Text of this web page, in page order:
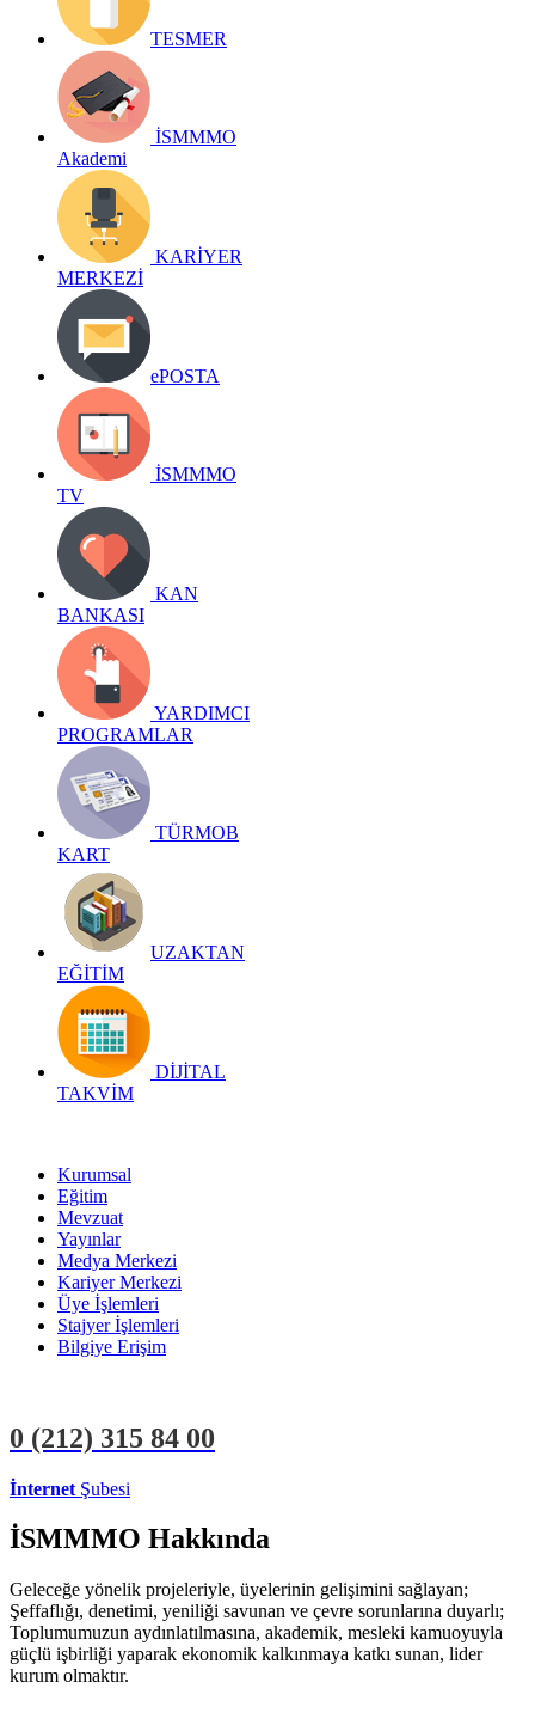
TESMER
İSMMMO
Akademi
KARİYER
MERKEZİ
ePOSTA
İSMMMO
TV
KAN
BANKASI
YARDIMCI
PROGRAMLAR
TÜRMOB
KART
UZAKTAN
EĞİTİM
DİJİTAL
TAKVİM
Kurumsal
Eğitim
Mevzuat
Yayınlar
Medya Merkezi
Kariyer Merkezi
Üye İşlemleri
Stajyer İşlemleri
Bilgiye Erişim
0 (212) 315 84 00
İnternet Şubesi
İSMMMO Hakkında
Geleceğe yönelik projeleriyle, üyelerinin gelişimini sağlayan;
Şeffaflığı, denetimi, yeniliği savunan ve çevre sorunlarına duyarlı;
Toplumumuzun aydınlatılmasına, akademik, mesleki kamuoyuyla
güçlü işbirliği yaparak ekonomik kalkınmaya katkı sunan, lider
kurum olmaktır.